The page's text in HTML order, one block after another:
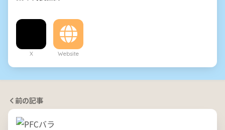
X Website
前の記事